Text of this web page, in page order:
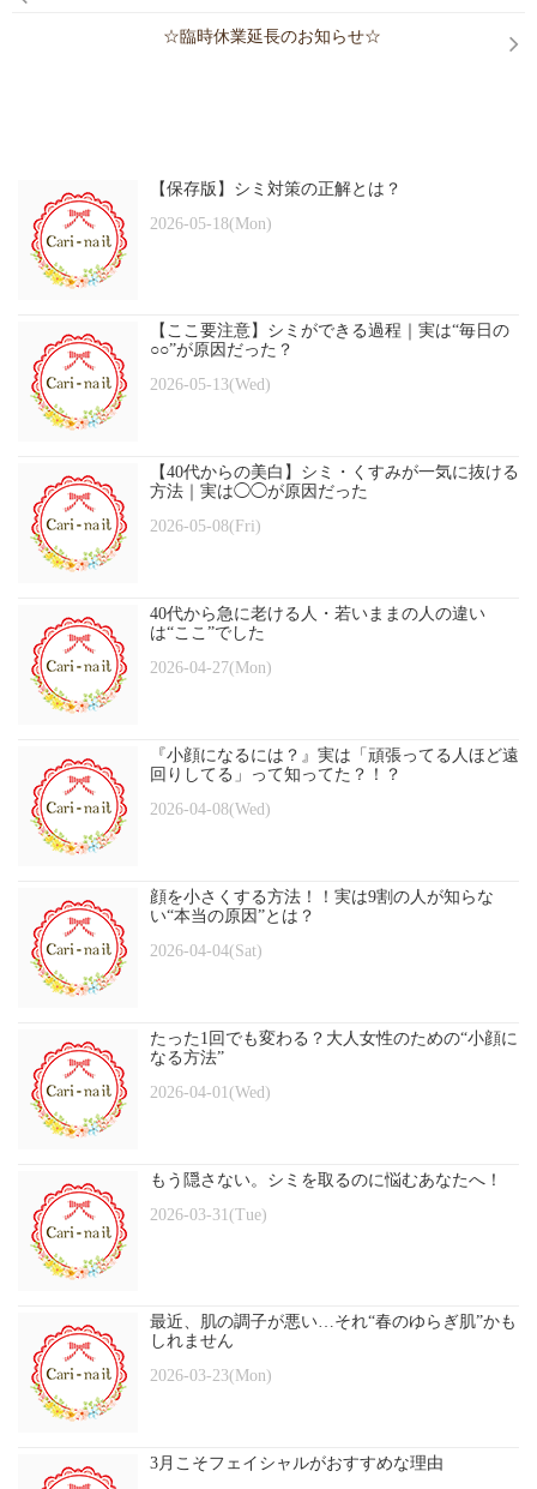
☆臨時休業延長のお知らせ☆
【保存版】シミ対策の正解とは？
2026-05-18(Mon)
【ここ要注意】シミができる過程｜実は“毎日の
○○”が原因だった？
2026-05-13(Wed)
【40代からの美白】シミ・くすみが一気に抜ける
方法｜実は◯◯が原因だった
2026-05-08(Fri)
40代から急に老ける人・若いままの人の違い
は“ここ”でした
2026-04-27(Mon)
『小顔になるには？』実は「頑張ってる人ほど遠
回りしてる」って知ってた？！？
2026-04-08(Wed)
顔を小さくする方法！！実は9割の人が知らな
い“本当の原因”とは？
2026-04-04(Sat)
たった1回でも変わる？大人女性のための“小顔に
なる方法”
2026-04-01(Wed)
もう隠さない。シミを取るのに悩むあなたへ！
2026-03-31(Tue)
最近、肌の調子が悪い…それ“春のゆらぎ肌”かも
しれません
2026-03-23(Mon)
3月こそフェイシャルがおすすめな理由